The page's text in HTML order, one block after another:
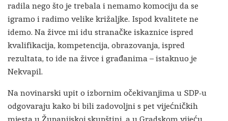
radila nego što je trebala i nemamo komociju da se
igramo i radimo velike križaljke. Ispod kvalitete ne
idemo. Na živce mi idu stranačke iskaznice ispred
kvalifikacija, kompetencija, obrazovanja, ispred
rezultata, to ide na živce i građanima – istaknuo je
Nekvapil.
Na novinarski upit o izbornim očekivanjima u SDP-u
odgovaraju kako bi bili zadovoljni s pet vijećničkih